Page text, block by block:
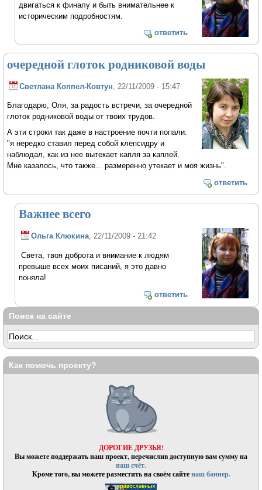
двигаться к финалу и быть внимательнее к
историческим подробностям.
ответить
очередной глоток родниковой воды
Светлана Коппел-Ковтун , 22/11/2009 - 15:47
Благодарю, Оля, за радость встречи, за очередной
глоток родниковой воды от твоих трудов.
А эти строки так даже в настроение почти попали:
"я нередко ставил перед собой клепсидру и
наблюдал, как из нее вытекает капля за каплей.
Мне казалось, что также... размеренно утекает и моя жизнь".
ответить
Важнее всего
Ольга Клюкина, 22/11/2009 - 21:42
Света, твоя доброта и внимание к людям
превыше всех моих писаний, я это давно
поняла!
ответить
Поиск на сайте
Как помочь проекту?
ДОРОГИЕ ДРУЗЬЯ!
Вы можете поддержать наш проект, перечислив доступную вам сумму на
наш счёт.
Кроме того, вы можете разместить на своём сайтенаш баннер.